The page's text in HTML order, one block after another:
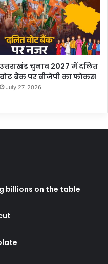
उत्तराखंड चुनाव 2027 में दलित
वोट बैंक पर बीजेपी का फोकस
July 27, 2026
billions on the table